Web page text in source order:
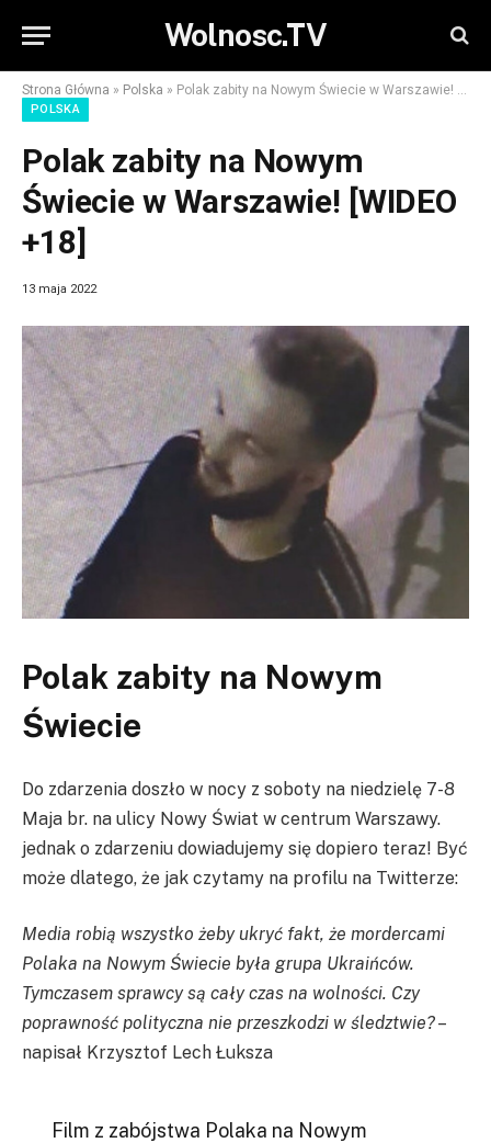
Wolnosc.TV
Strona Główna » Polska » Polak zabity na Nowym Świecie w Warszawie! [WIDEO +18]
POLSKA
Polak zabity na Nowym
Świecie w Warszawie! [WIDEO
+18]
13 maja 2022
Polak zabity na Nowym
Świecie
Do zdarzenia doszło w nocy z soboty na niedzielę 7-8
Maja br. na ulicy Nowy Świat w centrum Warszawy.
jednak o zdarzeniu dowiadujemy się dopiero teraz! Być
może dlatego, że jak czytamy na profilu na Twitterze:
Media robią wszystko żeby ukryć fakt, że mordercami
Polaka na Nowym Świecie była grupa Ukraińców.
Tymczasem sprawcy są cały czas na wolności. Czy
poprawność polityczna nie przeszkodzi w śledztwie?–
napisał Krzysztof Lech Łuksza
Film z zabójstwa Polaka na Nowym